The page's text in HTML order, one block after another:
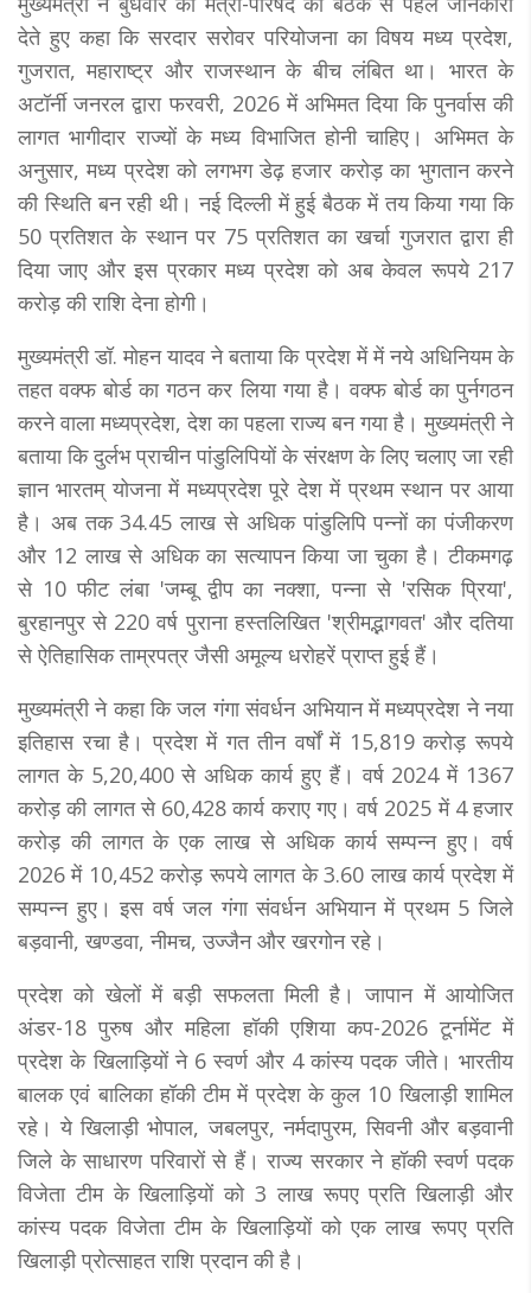
देते हुए कहा कि सरदार सरोवर परियोजना का विषय मध्य प्रदेश,
गुजरात, महाराष्ट्र और राजस्थान के बीच लंबित था। भारत के
अटॉर्नी जनरल द्वारा फरवरी, 2026 में अभिमत दिया कि पुनर्वास की
लागत भागीदार राज्यों के मध्य विभाजित होनी चाहिए। अभिमत के
अनुसार, मध्य प्रदेश को लगभग डेढ़ हजार करोड़ का भुगतान करने
की स्थिति बन रही थी। नई दिल्ली में हुई बैठक में तय किया गया कि
50 प्रतिशत के स्थान पर 75 प्रतिशत का खर्चा गुजरात द्वारा ही
दिया जाए और इस प्रकार मध्य प्रदेश को अब केवल रूपये 217
करोड़ की राशि देना होगी।
मुख्यमंत्री डॉ. माेहन यादव ने बताया कि प्रदेश में में नये अधिनियम के
तहत वक्फ बोर्ड का गठन कर लिया गया है। वक्फ बोर्ड का पुर्नगठन
करने वाला मध्यप्रदेश, देश का पहला राज्य बन गया है। मुख्यमंत्री ने
बताया कि दुर्लभ प्राचीन पांडुलिपियों के संरक्षण के लिए चलाए जा रही
ज्ञान भारतम् योजना में मध्यप्रदेश पूरे देश में प्रथम स्थान पर आया
है। अब तक 34.45 लाख से अधिक पांडुलिपि पन्नों का पंजीकरण
और 12 लाख से अधिक का सत्यापन किया जा चुका है। टीकमगढ़
से 10 फीट लंबा 'जम्बू द्वीप का नक्शा, पन्ना से 'रसिक प्रिया',
बुरहानपुर से 220 वर्ष पुराना हस्तलिखित 'श्रीमद्भागवत' और दतिया
से ऐतिहासिक ताम्रपत्र जैसी अमूल्य धरोहरें प्राप्त हुई हैं।
मुख्यमंत्री ने कहा कि जल गंगा संवर्धन अभियान में मध्यप्रदेश ने नया
इतिहास रचा है। प्रदेश में गत तीन वर्षों में 15,819 करोड़ रूपये
लागत के 5,20,400 से अधिक कार्य हुए हैं। वर्ष 2024 में 1367
करोड़ की लागत से 60,428 कार्य कराए गए। वर्ष 2025 में 4 हजार
करोड़ की लागत के एक लाख से अधिक कार्य सम्पन्न हुए। वर्ष
2026 में 10,452 करोड़ रूपये लागत के 3.60 लाख कार्य प्रदेश में
सम्पन्न हुए। इस वर्ष जल गंगा संवर्धन अभियान में प्रथम 5 जिले
बड़वानी, खण्डवा, नीमच, उज्जैन और खरगोन रहे।
प्रदेश को खेलों में बड़ी सफलता मिली है। जापान में आयोजित
अंडर-18 पुरुष और महिला हॉकी एशिया कप-2026 टूर्नामेंट में
प्रदेश के खिलाड़ियों ने 6 स्वर्ण और 4 कांस्य पदक जीते। भारतीय
बालक एवं बालिका हॉकी टीम में प्रदेश के कुल 10 खिलाड़ी शामिल
रहे। ये खिलाड़ी भोपाल, जबलपुर, नर्मदापुरम, सिवनी और बड़वानी
जिले के साधारण परिवारों से हैं। राज्य सरकार ने हॉकी स्वर्ण पदक
विजेता टीम के खिलाड़ियों को 3 लाख रूपए प्रति खिलाड़ी और
कांस्य पदक विजेता टीम के खिलाड़ियों को एक लाख रूपए प्रति
खिलाड़ी प्रोत्साहत राशि प्रदान की है।